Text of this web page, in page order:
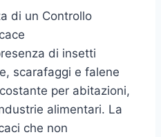
di un Controllo
di insetti
scarafaggi e falene
per abitazioni,
alimentari. La
che non